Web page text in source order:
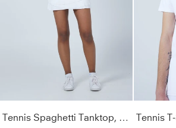
Tennis Spaghetti Tanktop, weiß